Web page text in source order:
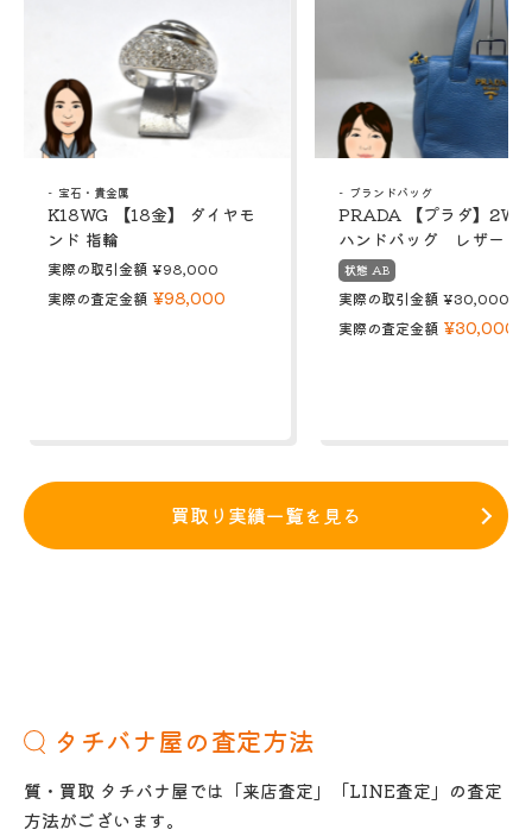
宝石・貴金属
K18WG 【18金】 ダイヤモ
ンド 指輪
実際の取引金額 ¥98,000
実際の査定金額 ¥98,000
ブランドバッグ
PRADA 【プラダ】
ハンドバッグ レザー
状態 AB
実際の取引金額 ¥30,000
実際の査定金額 ¥30,000
買取り実績一覧を見る
タチバナ屋の査定方法
質・買取 タチバナ屋では「来店査定」「LINE査定」の査定
方法がございます。